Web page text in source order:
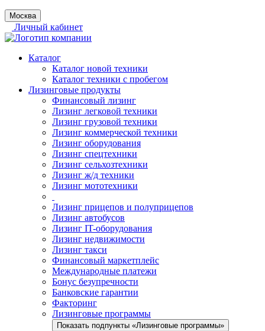
Москва
Личный кабинет
Каталог
Каталог новой техники
Каталог техники с пробегом
Лизинговые продукты
Финансовый лизинг
Лизинг легковой техники
Лизинг грузовой техники
Лизинг коммерческой техники
Лизинг оборудования
Лизинг спецтехники
Лизинг сельхозтехники
Лизинг ж/д техники
Лизинг мототехники
Лизинг прицепов и полуприцепов
Лизинг автобусов
Лизинг IT-оборудования
Лизинг недвижимости
Лизинг такси
Финансовый маркетплейс
Международные платежи
Бонус безупречности
Банковские гарантии
Факторинг
Лизинговые программы
Показать подпункты «Лизинговые программы»